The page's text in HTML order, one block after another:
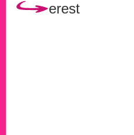
erest